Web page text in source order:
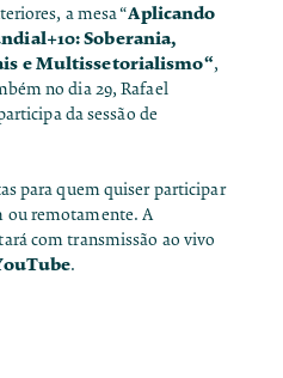
a mesa “Aplicando
Soberania,
e Multissetorialismo“,
no dia 29, Rafael
da sessão de
para quem quiser participar
ou remotamente. A
com transmissão ao vivo
.